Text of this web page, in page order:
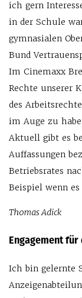
ich gern
in der Schule
gymnasialen
Bund
Im Cinemaxx
Rechte unserer
des
im Auge zu
Aktuell gibt es
Auffassungen
Betriebsrates
Beispiel wenn
Thomas Adick
Engagement
Ich bin gelernte